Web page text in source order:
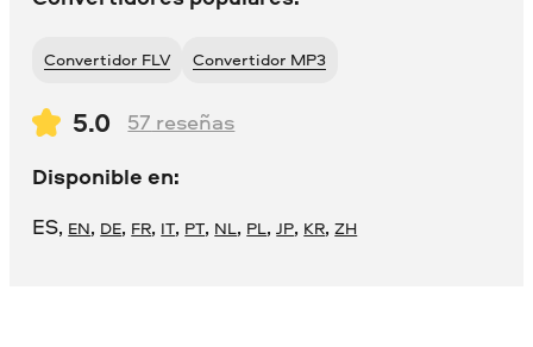
Convertidor FLV Convertidor MP3
5.0 57 reseñas
Disponible en:
ES, EN, DE, FR, IT, PT, NL, PL,JP, KR,ZH